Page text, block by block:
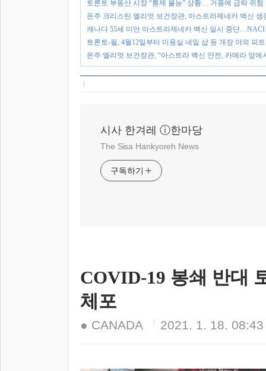
토론토 부동산 시장 “통제 불능” 상황… 거품에 급락 위험
온주 크리스틴 엘리엇 보건장관, 아스트라제네카 백신 생
캐나다 55세 미만 아스트라제네카 백신 일시 중단
토론토-필, 4월12일부터 미용실 네일 샵 등 개장 야외 피
온주 엘리엇 보건장관, “아스트라 백신 안전, 카메라 앞에
시사 한겨레 ⓘ한마당
The Sisa Hankyoreh News
구독하기
COVID-19 봉쇄 반대
체포
● CANADA 2021. 1. 18. 08:43